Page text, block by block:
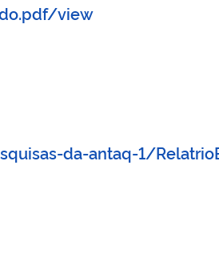
view
da-antaq-1/